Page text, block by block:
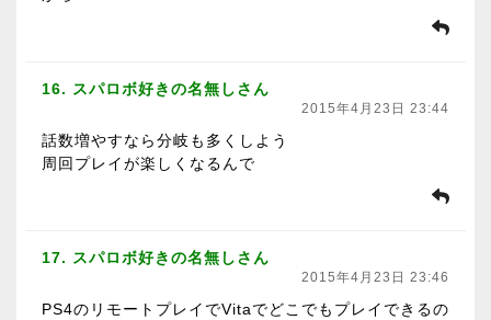
16. スパロボ好きの名無しさん
2015年4月23日 23:44
話数増やすなら分岐も多くしよう
周回プレイが楽しくなるんで
17. スパロボ好きの名無しさん
2015年4月23日 23:46
PS4のリモートプレイでVitaでどこでもプレイできるの